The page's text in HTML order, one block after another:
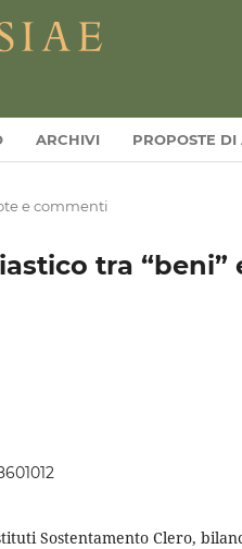
ARCHIVI PROPOSTE DI
e commenti
tra “beni”
Sostentamento Clero,